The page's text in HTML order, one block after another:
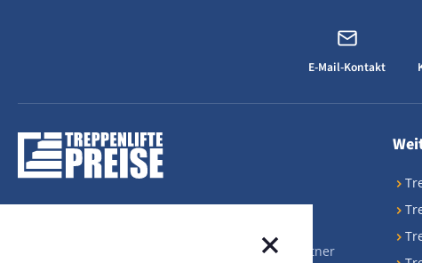
E-Mail-Kontakt
Sprechen Sie uns an! Als Ihr lokaler Ansprechpartner